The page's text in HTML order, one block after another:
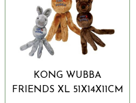
KONG WUBBA
FRIENDS XL 51X14X11CM